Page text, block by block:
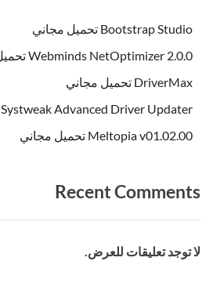
Bootstrap Studio تحميل مجاني
Webminds NetOptimizer 2.0.0 تحميل مجاني
DriverMax تحميل مجاني
Systweak Advanced Driver Updater تحميل مجاني
Meltopia v01.02.00 تحميل مجاني
Recent Comments
لا توجد تعليقات للعرض.